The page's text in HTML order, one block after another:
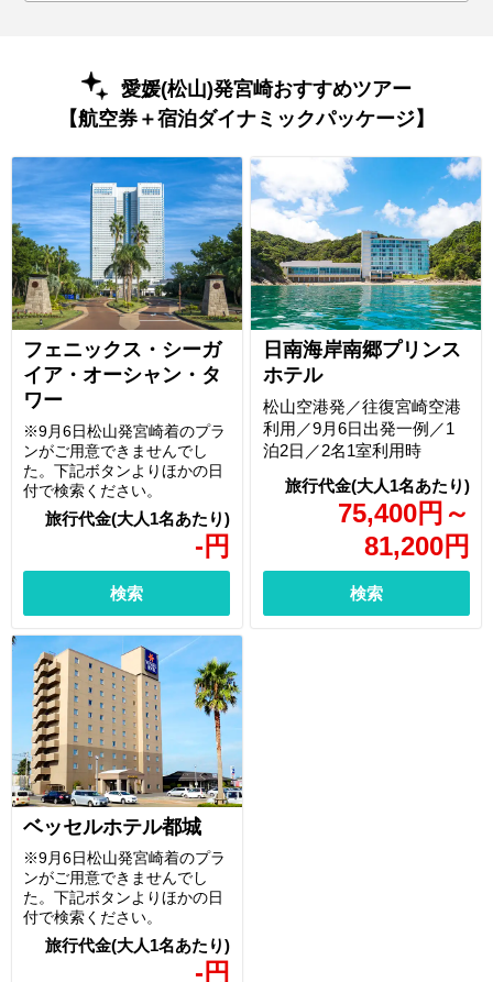
愛媛(松山)発宮崎おすすめツアー
【航空券＋宿泊ダイナミックパッケージ】
フェニックス・シーガ
イア・オーシャン・タ
ワー
- 円
※9月6日松山発宮崎着のプラ
ンがご用意できませんでし
た。下記ボタンよりほかの日
付で検索ください。
検索
日南海岸南郷プリンス
ホテル
75,400円 ～
81,200円
松山空港発／往復宮崎空港
利用／9月6日出発一例／1
泊2日／2名1室利用時
検索
ベッセルホテル都城
- 円
※9月6日松山発宮崎着のプラ
ンがご用意できませんでし
た。下記ボタンよりほかの日
付で検索ください。